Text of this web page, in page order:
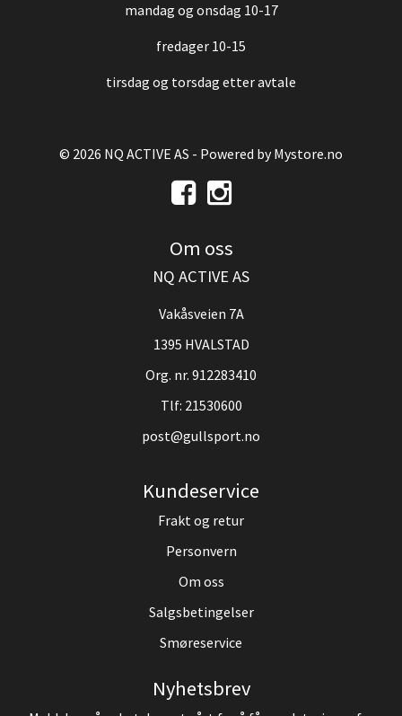
mandag og onsdag 10-17
fredager 10-15
tirsdag og torsdag etter avtale
© 2026 NQ ACTIVE AS - Powered byMystore.no
Om oss
NQ ACTIVE AS
Vakåsveien 7A
1395 HVALSTAD
Org. nr. 912283410
Tlf: 21530600
post@gullsport.no
Kundeservice
Frakt og retur
Personvern
Om oss
Salgsbetingelser
Smøreservice
Nyhetsbrev